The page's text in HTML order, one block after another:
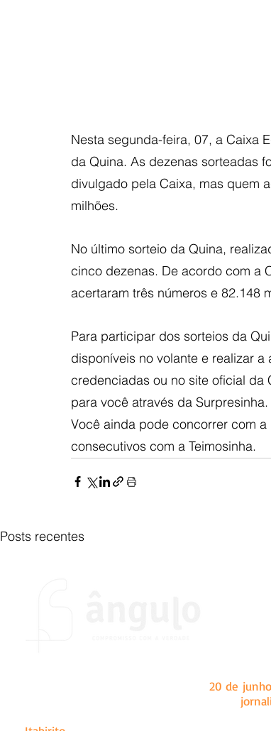
Nesta segunda-feira, 07, a Caixa
da Quina. As dezenas sorteadas
divulgado pela Caixa, mas quem
milhões.
No último sorteio da Quina,
cinco dezenas. De acordo com a
acertaram três números e 82.148
Para participar dos sorteios da
disponíveis no volante e realizar
credenciadas ou no site oficial da
para você através da
Você ainda pode concorrer com
consecutivos com a Teimosinha.
Posts recentes
O portal Ângulo foi fundado no dia20 de